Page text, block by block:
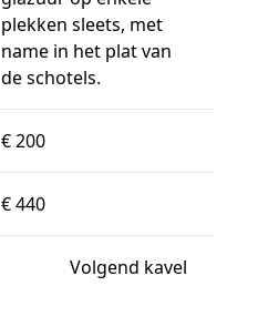
plekken sleets, met
name in het plat van
de schotels.
€ 200
€ 440
Volgend kavel